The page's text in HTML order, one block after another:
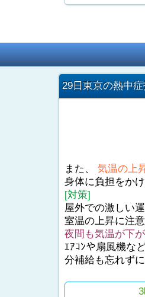
29日東京の熱中
また、 気温の上
身体に負担をか
[対策]
屋外での激しい
室温の上昇に注
夜間も気温が下
ｴｱｺﾝや扇風機な
分補給も忘れず